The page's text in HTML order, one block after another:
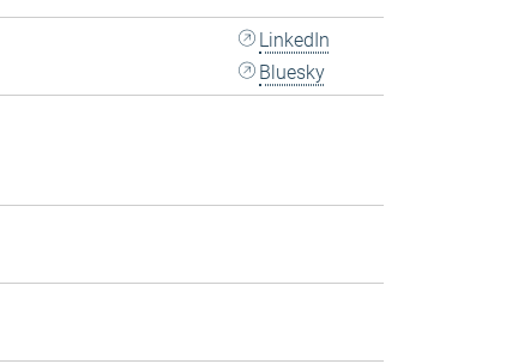
LinkedIn
Bluesky